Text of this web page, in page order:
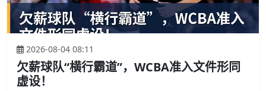
2026-08-04 08:11
欠薪球队“横行霸道”，WCBA准入文件形同
虚设！